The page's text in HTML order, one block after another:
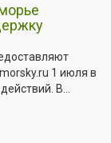
1 июля в
В...